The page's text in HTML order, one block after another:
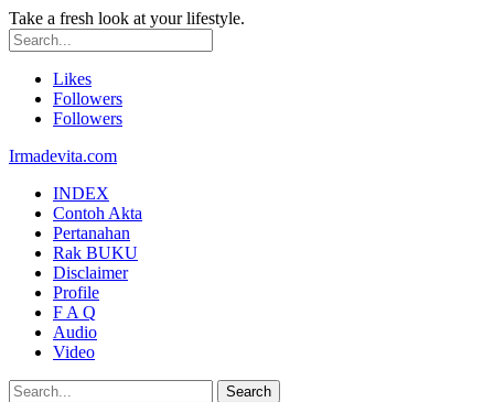
Take a fresh look at your lifestyle.
Likes
Followers
Followers
Irmadevita.com
INDEX
Contoh Akta
Pertanahan
Rak BUKU
Disclaimer
Profile
F A Q
Audio
Video